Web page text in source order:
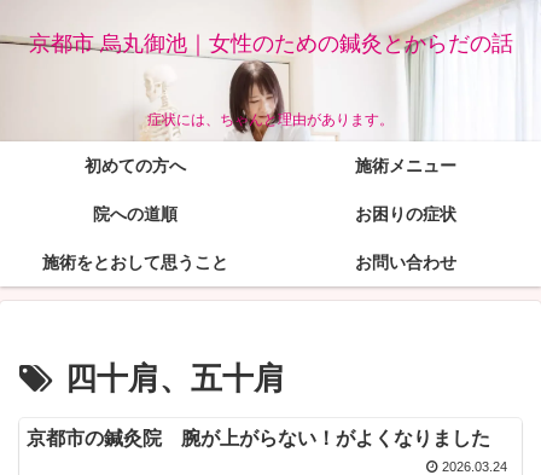
京都市 烏丸御池｜女性のための鍼灸とからだの話
症状には、ちゃんと理由があります。
初めての方へ 施術メニュー
院への道順 お困りの症状
施術をとおして思うこと お問い合わせ
四十肩、五十肩
京都市の鍼灸院 腕が上がらない！がよくなりました
2026.03.24